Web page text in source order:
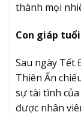
thành mọi
Con giáp
Sau ngày Tết
Thiên Ấn
sự tài tình
được nhân